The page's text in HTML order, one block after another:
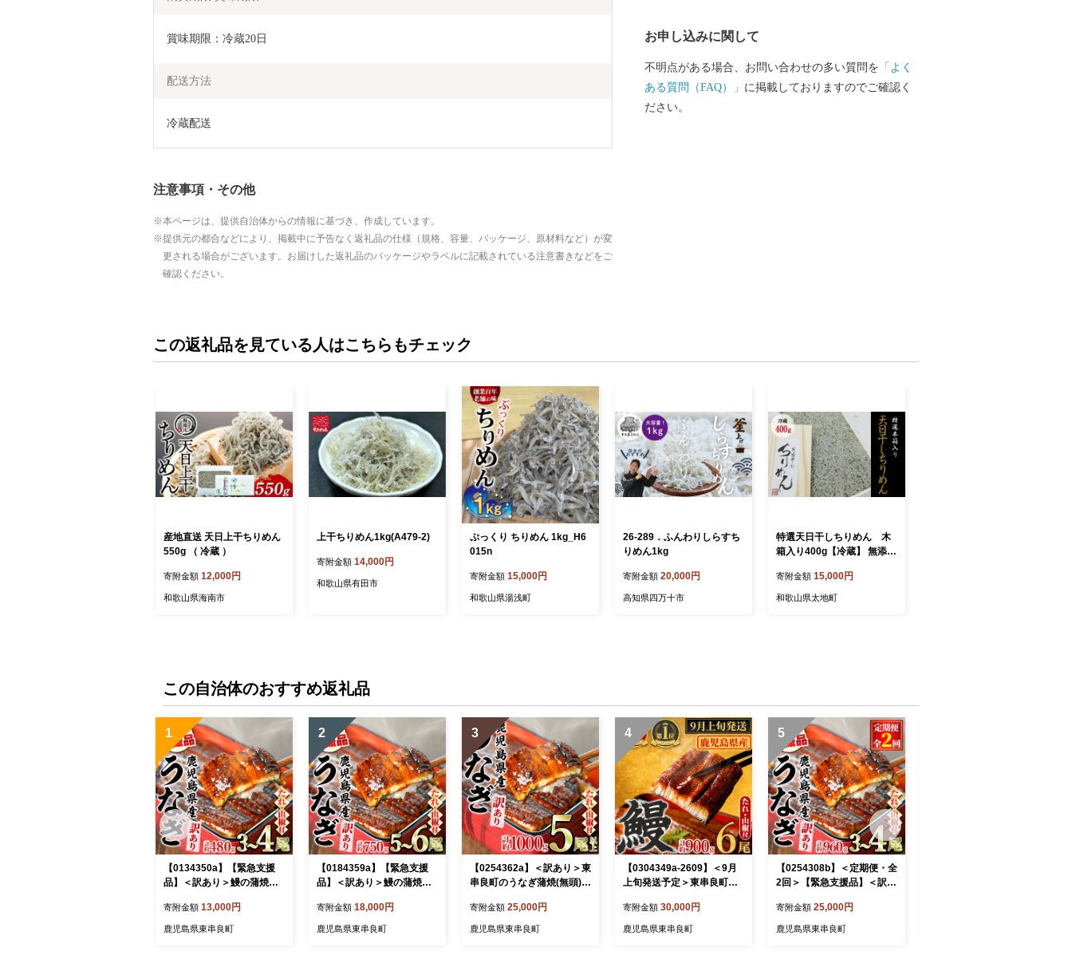
賞味期限：冷蔵20日
配送方法
冷蔵配送
注意事項・その他
本ページは、提供自治体からの情報に基づき、作成しています。
提供元の都合などにより、掲載中に予告なく返礼品の仕様（規格、容量、パッケージ、原材料など）が変
更される場合がございます。お届けした返礼品のパッケージやラベルに記載されている注意書きなどをご
確認ください。
会、県大会の厳しい審査を通過し、総合優勝に貢献し
ました。日本国土の0.007％の面積の東串良町から約
1％が選出される快挙でした。 ・内水面漁業
お申し込みに関して
不明点がある場合、お問い合わせの多い質問を 「よく
ある質問（FAQ）」 に掲載しておりますのでご確認く
ださい。
この返礼品を見ている人はこちらもチェック
産地直送 天日上干ちりめん
550g （ 冷蔵 ）
寄附金額 12,000円
和歌山県海南市
上干ちりめん1kg(A479-2)
寄附金額 14,000円
和歌山県有田市
ぷっくり ちりめん 1kg_H6
015n
寄附金額 15,000円
和歌山県湯浅町
26-289．ふんわりしらすち
りめん1kg
寄附金額 20,000円
高知県四万十市
特選天日干しちりめん 木
箱入り400g【冷蔵】 無添加
めん 冷蔵【mar111】
寄附金額 15,000円
和歌山県太地町
この自治体のおすすめ返礼品
1
【0134350a】【緊急支援
品】＜訳あり＞鰻の蒲焼き
タレ、山椒付) うなぎ ウナ
ギ 鰻 国産 蒲焼 蒲焼き たれ
寄附金額 13,000円
鹿児島県東串良町
2
【0184359a】【緊急支援
品】＜訳あり＞鰻の蒲焼き
タレ、山椒付) うなぎ ウナ
ギ 鰻 国産 蒲焼 蒲焼き たれ
寄附金額 18,000円
鹿児島県東串良町
3
【0254362a】＜訳あり＞東
串良町のうなぎ蒲焼(無頭)(5
山椒付) うなぎ 高級 ウナギ
鰻 国産 蒲焼 蒲焼き たれ 鹿
寄附金額 25,000円
鹿児島県東串良町
4
【0304349a-2609】＜9月
上旬発送予定＞東串良町の
900g・タレ、山椒付) うな
ぎ 高級 ウナギ 鰻 国産 蒲焼
寄附金額 30,000円
鹿児島県東串良町
5
【0254308b】＜定期便・全
2回＞【緊急支援品】＜訳あ
尾×2回・計約960g・タレ、
山椒付) うなぎ ウナギ 鰻 国
寄附金額 25,000円
鹿児島県東串良町